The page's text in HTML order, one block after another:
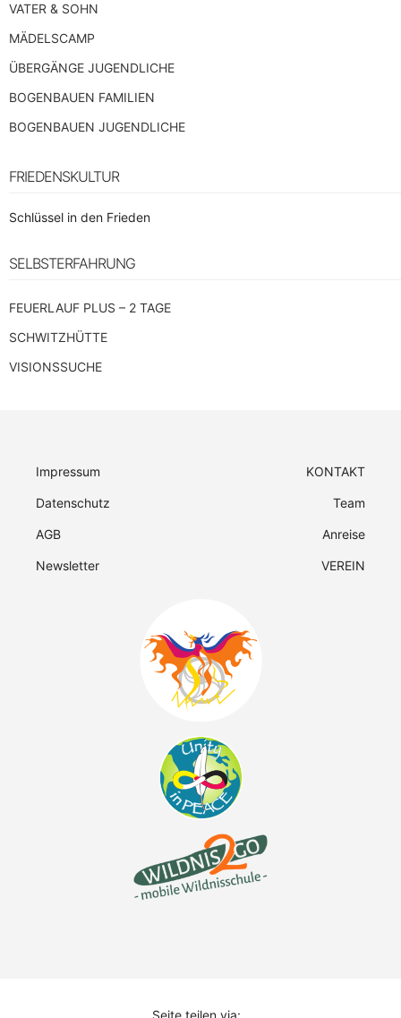
VATER & SOHN
MÄDELSCAMP
ÜBERGÄNGE JUGENDLICHE
BOGENBAUEN FAMILIEN
BOGENBAUEN JUGENDLICHE
FRIEDENSKULTUR
Schlüssel in den Frieden
SELBSTERFAHRUNG
FEUERLAUF PLUS – 2 TAGE
SCHWITZHÜTTE
VISIONSSUCHE
Impressum
Datenschutz
AGB
Newsletter
KONTAKT
Team
Anreise
VEREIN